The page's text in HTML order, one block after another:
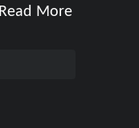
Read More